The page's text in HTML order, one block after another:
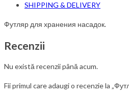
SHIPPING & DELIVERY
Футляр для хранения насадок.
Recenzii
Nu există recenzii până acum.
Fii primul care adaugi o recenzie la